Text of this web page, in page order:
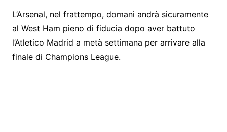
L’Arsenal, nel frattempo, domani andrà sicuramente
al West Ham pieno di fiducia dopo aver battuto
l’Atletico Madrid a metà settimana per arrivare alla
finale di Champions League.